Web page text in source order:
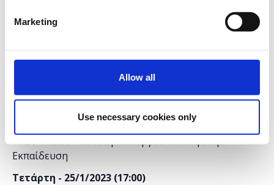
Marketing
Allow all
Use necessary cookies only
επιτυχημένου ψηφιακού βιογραφικού για
Τρίτη -24/1/2023(15:30)
15:30 – 16:30 Microsoft Teams: Ψηφιακή Τάξη
16:30 – 17:30 Microsoft Forms: Ψηφιακά εργαλεία για
αναθέσεις εργασιών
17:30 – 18:30 Ταυτότητα ενεργού πολίτη στην
Εκπαίδευση
Τετάρτη - 25/1/2023 (17:00)